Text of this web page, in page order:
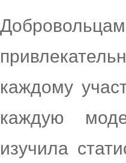
каждому
каждую
изучила